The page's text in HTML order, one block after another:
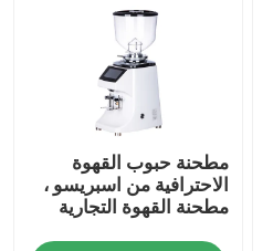
مطحنة حبوب القهوة
الاحترافية من اسبريسو ،
مطحنة القهوة التجارية